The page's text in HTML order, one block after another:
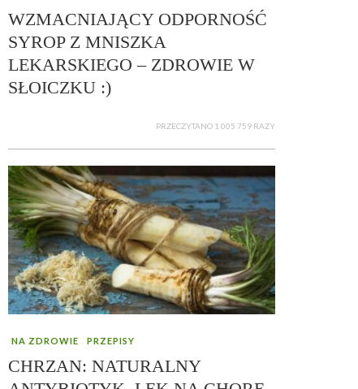
WZMACNIAJĄCY ODPORNOŚĆ
SYROP Z MNISZKA
LEKARSKIEGO – ZDROWIE W
SŁOICZKU :)
PRZECZYTANO 1 005 759 RAZY
NA ZDROWIE PRZEPISY
CHRZAN: NATURALNY